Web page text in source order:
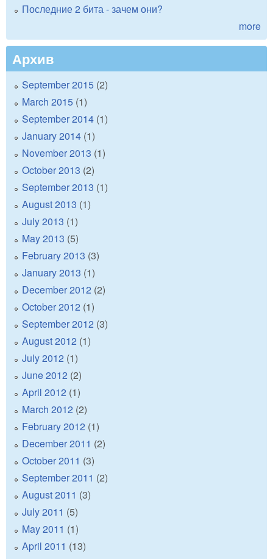
Последние 2 бита - зачем они?
more
Архив
September 2015 (2)
March 2015 (1)
September 2014 (1)
January 2014 (1)
November 2013 (1)
October 2013 (2)
September 2013 (1)
August 2013 (1)
July 2013 (1)
May 2013 (5)
February 2013 (3)
January 2013 (1)
December 2012 (2)
October 2012 (1)
September 2012 (3)
August 2012 (1)
July 2012 (1)
June 2012 (2)
April 2012 (1)
March 2012 (2)
February 2012 (1)
December 2011 (2)
October 2011 (3)
September 2011 (2)
August 2011 (3)
July 2011 (5)
May 2011 (1)
April 2011 (13)